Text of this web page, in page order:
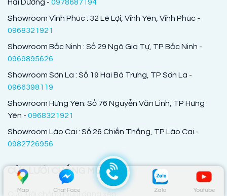
Map Chat Face Zalo Youtube
Hải Dương - 0978687194
Showroom Vĩnh Phúc : 32 Lê Lợi, Vĩnh Yên, Vĩnh Phúc -
0968321921
Showroom Bắc Ninh : Số 29 Ngô Gia Tự, TP Bắc Ninh -
0969895626
Showroom Sơn La : Số 19 Hai Bà Trưng, TP Sơn La -
0966398119
Showroom Hưng Yên: Số 76 Nguyễn Văn Linh, TP Hưng
Yên - 0968321921
Showroom Lào Cai : Số 26 Chiến Thắng, TP Lào Cai -
0982726956
CỬA LƯỚI CHỐNG MUỖI
Cửa lưới chống muỗi dạng xếp